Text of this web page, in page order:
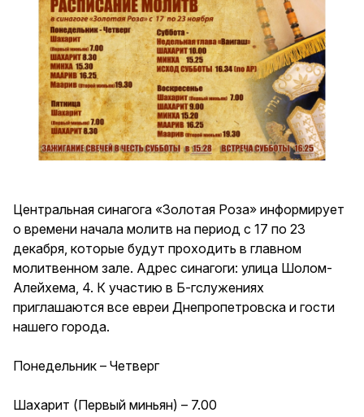
Центральная синагога «Золотая Роза» информирует
о времени начала молитв на период с 17 по 23
декабря, которые будут проходить в главном
молитвенном зале. Адрес синагоги: улица Шолом-
Алейхема, 4. К участию в Б-гслужениях
приглашаются все евреи Днепропетровска и гости
нашего города.
Понедельник – Четверг
Шахарит (Первый миньян) – 7.00